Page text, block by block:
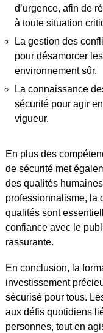
d’urgence, afin de
à toute situation
La gestion des
pour désamorcer
environnement sûr.
La connaissance
sécurité pour agir
vigueur.
En plus des
de sécurité met
des qualités
professionnalisme, la
qualités sont
confiance avec le
rassurante.
En conclusion, la
investissement
sécurisé pour tous.
aux défis quotidiens
personnes, tout en